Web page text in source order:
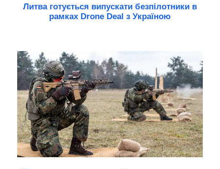
Литва готується випускати безпілотники в
рамках Drone Deal з Україною